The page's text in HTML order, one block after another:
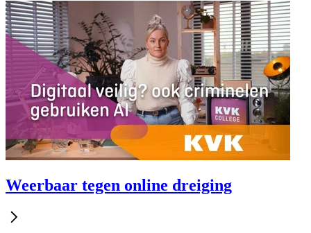
Weerbaar tegen online dreiging